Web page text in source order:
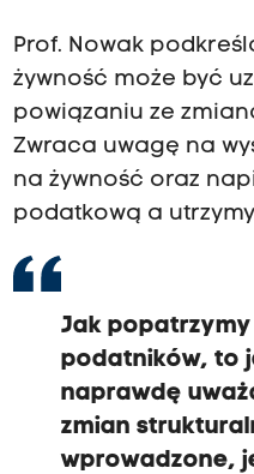
Prof. Nowak
żywność może być
powiązaniu ze
Zwraca uwagę na
na żywność oraz
podatkową a
Jak
podatników, to
naprawdę
zmian
wprowadzone,